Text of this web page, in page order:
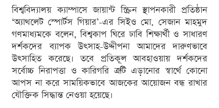
বিশ্ববিদ্যালয় ক্যাম্পাসে জায়ান্ট স্ক্রিন স্থাপনকারী প্রতিষ্ঠান
‘অ্যাথলেট স্পোর্টস গিয়ার’-এর সিইও মো. সেজান মাহমুদ
গণমাধ্যমকে বলেন, বিশ্বকাপ ঘিরে ঢাবি শিক্ষার্থী ও সাধারণ
দর্শকদের ব্যাপক উৎসাহ-উদ্দীপনা আমাদের দারুণভাবে
উৎসাহিত করেছে। তবে প্রতিকূল আবহাওয়ায় দর্শকদের
সর্বোচ্চ নিরাপত্তা ও কারিগরি ত্রুটি এড়ানোর স্বার্থে কোনো
আপস না করে সাময়িকভাবে আজকের আয়োজন বন্ধ রাখার
যৌক্তিক সিদ্ধান্ত নেওয়া হয়েছে।